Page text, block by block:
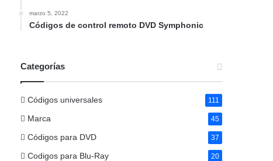
marzo 5, 2022
Códigos de control remoto DVD Symphonic
Categorías
Códigos universales 111
Marca 45
Códigos para DVD 37
Codigos para Blu-Ray 20